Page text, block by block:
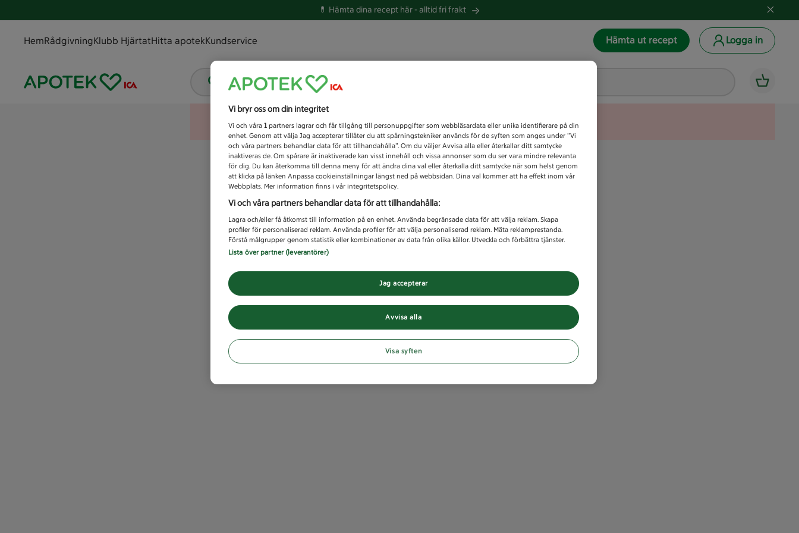
💊 Hämta dina recept här -alltid fri frakt
HemRådgivningKlubb HjärtatHitta apotekKundservice Hämta ut recept Logga in
Vad letar du efter idag?
Unknown error
Vi bryr oss om din integritet
Vi och våra 1 partners lagrar och får tillgång till personuppgifter som webbläsardata eller unika identifierare på din
enhet. Genom att välja Jag accepterar tillåter du att spårningstekniker används för de syften som anges under ”Vi
och våra partners behandlar data för att tillhandahålla”. Om du väljer Avvisa alla eller återkallar ditt samtycke
inaktiveras de. Om spårare är inaktiverade kan visst innehåll och vissa annonser som du ser vara mindre relevanta
för dig. Du kan återkomma till denna meny för att ändra dina val eller återkalla ditt samtycke när som helst genom
att klicka på länken Anpassa cookieinställningar längst ned på webbsidan. Dina val kommer att ha effekt inom vår
Webbplats. Mer information finns i vår integritetspolicy.
Vi och våra partners behandlar data för att tillhandahålla:
Lagra och/eller få åtkomst till information på en enhet. Använda begränsade data för att välja reklam. Skapa
profiler för personaliserad reklam. Använda profiler för att välja personaliserad reklam. Mäta reklamprestanda.
Förstå målgrupper genom statistik eller kombinationer av data från olika källor. Utveckla och förbättra tjänster.
Lista över partner (leverantörer)
Avvisa alla
Jag accepterar
Visa syften